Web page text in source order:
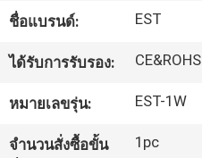
เกี่ยว
กับ
เรา
ชื่อแบรนด์: EST
ได้รับการรับรอง: CE&ROHS
หมายเลขรุ่น: EST-1W
จำนวนสั่งซื้อขั้น
1pc